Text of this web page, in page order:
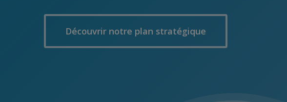
Découvrir notre plan stratégique